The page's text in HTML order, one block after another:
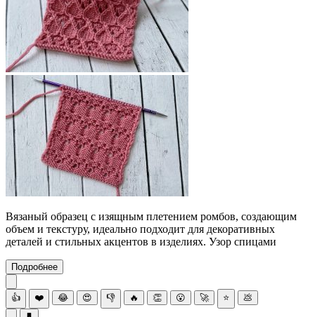
Вязаный образец с изящным плетением ромбов, создающим
объем и текстуру, идеально подходит для декоративных
деталей и стильных акцентов в изделиях. Узор спицами
Подробнее
👍 ❤️ 😂 😍 👎 🔥 👏 😮 🚀 ⭐ 💩